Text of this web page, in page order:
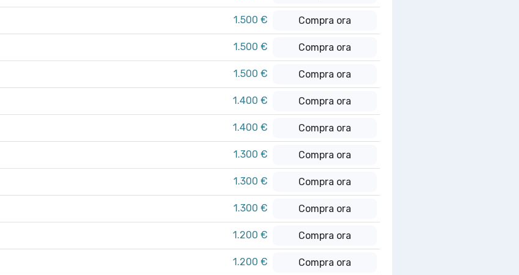
1.500 € Compra ora
1.500 € Compra ora
1.500 € Compra ora
1.400 € Compra ora
1.400 € Compra ora
1.300 € Compra ora
1.300 € Compra ora
1.300 € Compra ora
1.200 € Compra ora
1.200 € Compra ora